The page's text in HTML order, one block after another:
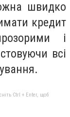
швидко
кредит
і
всі
Ctrl + Enter, щоб